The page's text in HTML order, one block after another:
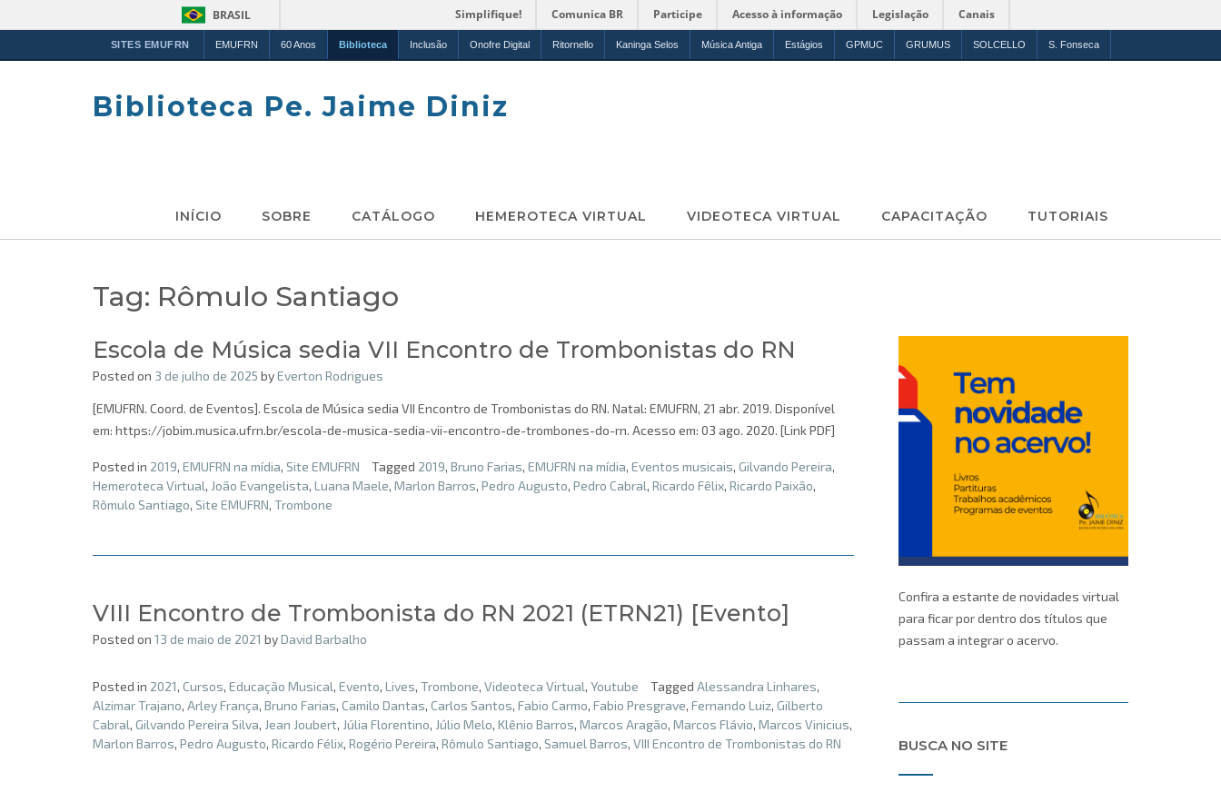
BRASIL Simplifique! Comunica BR Participe Acesso à informação Legislação Canais
SITES EMUFRN EMUFRN 60 Anos Biblioteca Inclusão Onofre Digital Ritornello Kaninga Selos Música Antiga Estágios GPMUC GRUMUS SOLCELLO S. Fonseca
Biblioteca Pe. Jaime Diniz
INÍCIO SOBRE CATÁLOGO HEMEROTECA VIRTUAL VIDEOTECA VIRTUAL CAPACITAÇÃO TUTORIAIS
Tag: Rômulo Santiago
Escola de Música sedia VII Encontro de Trombonistas do RN
Posted on 3 de julho de 2025 byEverton Rodrigues
[EMUFRN. Coord. de Eventos]. Escola de Música sedia VII Encontro de Trombonistas do RN. Natal: EMUFRN, 21 abr. 2019. Disponível
em: https://jobim.musica.ufrn.br/escola-de-musica-sedia-vii-encontro-de-trombones-do-rn. Acesso em: 03 ago. 2020. [Link PDF]
Posted in 2019, EMUFRN na mídia, Site EMUFRN Tagged 2019, Bruno Farias, EMUFRN na mídia, Eventos musicais, Gilvando Pereira,
Hemeroteca Virtual, João Evangelista, Luana Maele, Marlon Barros, Pedro Augusto, Pedro Cabral, Ricardo Fêlix, Ricardo Paixão,
Rômulo Santiago, Site EMUFRN, Trombone
VIII Encontro de Trombonista do RN 2021 (ETRN21) [Evento]
Posted on 13 de maio de 2021 byDavid Barbalho
Posted in 2021, Cursos, Educação Musical, Evento, Lives, Trombone, Videoteca Virtual, Youtube Tagged Alessandra Linhares,
Alzimar Trajano, Arley França, Bruno Farias, Camilo Dantas, Carlos Santos, Fabio Carmo, Fabio Presgrave, Fernando Luiz, Gilberto
Cabral, Gilvando Pereira Silva, Jean Joubert, Júlia Florentino, Júlio Melo, Klênio Barros, Marcos Aragão, Marcos Flávio, Marcos Vinicius,
Marlon Barros, Pedro Augusto, Ricardo Félix, Rogério Pereira, Rômulo Santiago, Samuel Barros, VIII Encontro de Trombonistas do RN
Confira a estante de novidades virtual
para ficar por dentro dos títulos que
passam a integrar o acervo.
BUSCA NO SITE